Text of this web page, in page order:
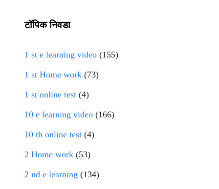
टॉपिक निवडा
1 st e learning video (155)
1 st Home work (73)
1 st online test (4)
10 e learning video (166)
10 th online test (4)
2 Home work (53)
2 nd e learning (134)